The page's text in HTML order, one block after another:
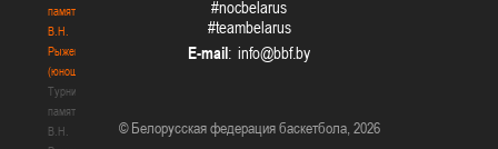
памяти
В.Н.
Рыженкова
(юноши)
Турнир
памяти
В.Н.
#nocbelarus
#teambelarus
E-mail:
© Белорусская федерация баскетбола, 2026